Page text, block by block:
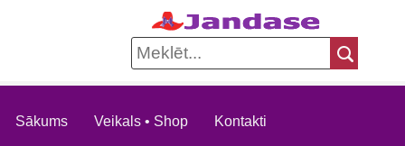
Sākums Veikals • Shop Kontakti